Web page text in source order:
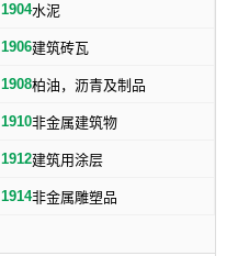
1904水泥
1906建筑砖瓦
1908柏油，沥青及制品
1910非金属建筑物
1912建筑用涂层
1914非金属雕塑品